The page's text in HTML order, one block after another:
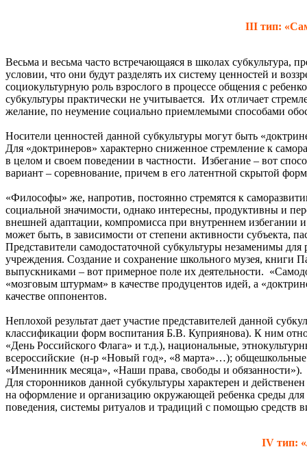
III тип:
Весьма и весьма часто встречающаяся в школах
условии, что они будут разделять их систему ценностей и
социокультурную роль взрослого в процессе общения с
субкультуры практически не учитывается. Их отличает
желание, по неумение социально приемлемыми способами
Носители ценностей данной субкультуры могут быть
Для «доктринеров» характерно сниженное стремление к
в целом и своем поведении в частности. Избегание – вот
вариант – соревнование, причем в его латентной скрытой
«Философы» же, напротив, постоянно стремятся к
социальной значимости, однако интересны, продуктивны и
внешней адаптации, компромисса при внутреннем избегании
может быть, в зависимости от степени активности субъекта,
Представители самодостаточной субкультуры незаменимы
учреждения. Создание и сохранение школьного музея, книги
выпускниками – вот примерное поле их деятельности.
«мозговым штурмам» в качестве продуцентов идей, а
качестве оппонентов.
Неплохой результат дает участие представителей данной
классификации форм воспитания Б.В. Куприянова). К ним
«День Российского Флага» и т.д.), национальные,
всероссийские (н-р «Новый год», «8 марта»…);
«Именинник месяца», «Наши права, свободы и обязанности»).
Для сторонников данной субкультуры характерен и
на оформление и организацию окружающей ребенка среды для
поведения, системы ритуалов и традиций с помощью средств
IV тип: